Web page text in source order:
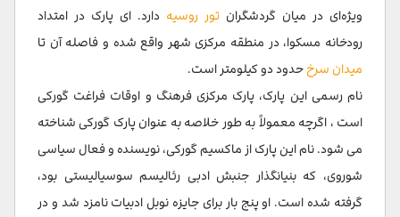
ویژه‌ای در میان گردشگران تور روسیه دارد. ای پارک در امتداد
رودخانه مسکوا، در منطقه مرکزی شهر واقع شده و فاصله‌ آن تا
میدان سرخحدود دو کیلومتر است.
نام رسمی این پارک، پارک مرکزی فرهنگ و اوقات فراغت گورکی
است ، اگرچه معمولاً به طور خلاصه به عنوان پارک گورکی شناخته
می شود. نام این پارک از ماکسیم گورکی، نویسنده و فعال سیاسی
شوروی، که بنیانگذار جنبش ادبی رئالیسم سوسیالیستی بود،
گرفته شده است. او پنج بار برای جایزه نوبل ادبیات نامزد شد و در